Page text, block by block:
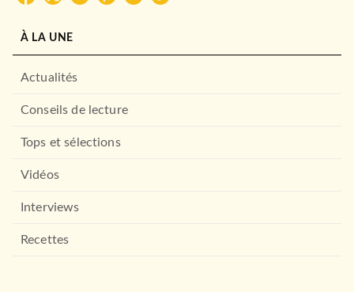
À LA UNE
Actualités
Conseils de lecture
Tops et sélections
Vidéos
Interviews
Recettes